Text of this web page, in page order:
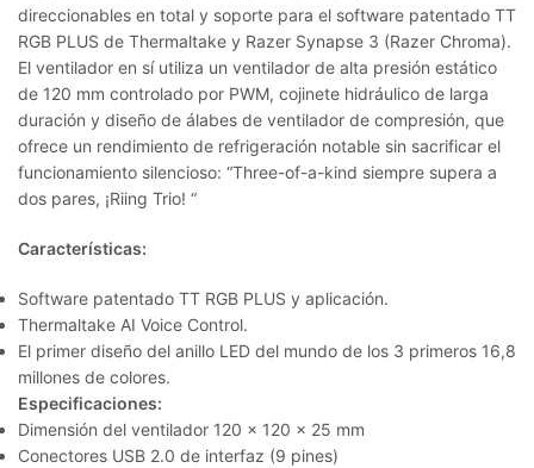
direccionables en total y soporte para el software patentado TT
RGB PLUS de Thermaltake y Razer Synapse 3 (Razer Chroma).
El ventilador en sí utiliza un ventilador de alta presión estático
de 120 mm controlado por PWM, cojinete hidráulico de larga
duración y diseño de álabes de ventilador de compresión, que
ofrece un rendimiento de refrigeración notable sin sacrificar el
funcionamiento silencioso: “Three-of-a-kind siempre supera a
dos pares, ¡Riing Trio! “
Características:
Software patentado TT RGB PLUS y aplicación.
Thermaltake AI Voice Control.
El primer diseño del anillo LED del mundo de los 3 primeros 16,8
millones de colores.
Especificaciones:
Dimensión del ventilador 120 x 120 x 25 mm
Conectores USB 2.0 de interfaz (9 pines)